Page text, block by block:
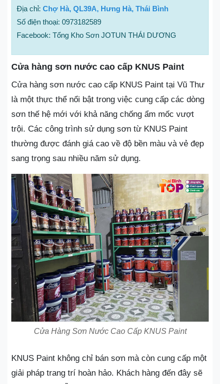
Địa chỉ: Chợ Hà, QL39A, Hưng Hà, Thái Bình
Số điện thoại: 0973182589
Facebook: Tổng Kho Sơn JOTUN THÁI DƯƠNG
Cửa hàng sơn nước cao cấp KNUS Paint
Cửa hàng sơn nước cao cấp KNUS Paint tại Vũ Thư
là một thực thể nổi bật trong việc cung cấp các dòng
sơn thế hệ mới với khả năng chống ẩm mốc vượt
trội. Các công trình sử dụng sơn từ KNUS Paint
thường được đánh giá cao về độ bền màu và vẻ đẹp
sang trọng sau nhiều năm sử dụng.
Cửa Hàng Sơn Nước Cao Cấp KNUS Paint
KNUS Paint không chỉ bán sơn mà còn cung cấp một
giải pháp trang trí hoàn hảo. Khách hàng đến đây sẽ